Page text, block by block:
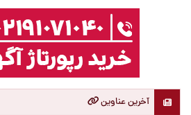
آخرین عناوین